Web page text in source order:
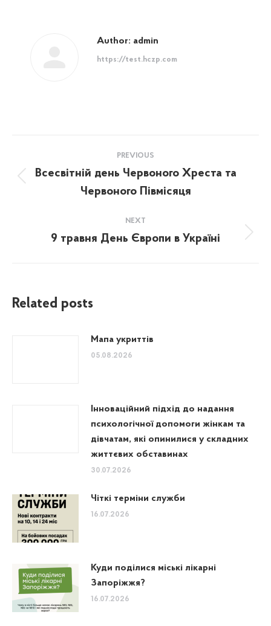
Author: admin
https://test.hczp.com
navigation
PREVIOUS
Previous
post:
Всесвітній день Червоного Хреста та
Червоного Півмісяця
NEXT
Next
9 травня День Європи в Україні
Related posts
Мапа укриттів
05.08.2026
Інноваційний підхід до надання
психологічної допомоги жінкам та
дівчатам, які опинилися у складних
життєвих обставинах
30.07.2026
Чіткі терміни служби
16.07.2026
Куди поділися міські лікарні
Запоріжжя?
16.07.2026